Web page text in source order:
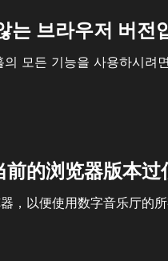
는 브라우저 버전
의 모든 기능을 사용하시려
前的浏览器版本过
，以便使用数字音乐厅的所